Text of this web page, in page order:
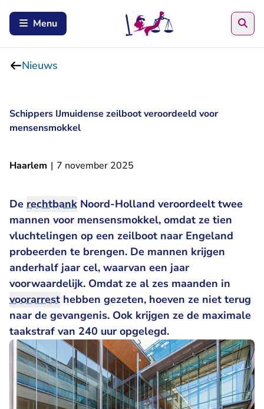
Menu
Nieuws
Schippers IJmuidense zeilboot veroordeeld voor
mensensmokkel
Haarlem | 7 november 2025
De rechtbank Noord-Holland veroordeelt twee
mannen voor mensensmokkel, omdat ze tien
vluchtelingen op een zeilboot naar Engeland
probeerden te brengen. De mannen krijgen
anderhalf jaar cel, waarvan een jaar
voorwaardelijk. Omdat ze al zes maanden in
voorarrest hebben gezeten, hoeven ze niet terug
naar de gevangenis. Ook krijgen ze de maximale
taakstraf van 240 uur opgelegd.